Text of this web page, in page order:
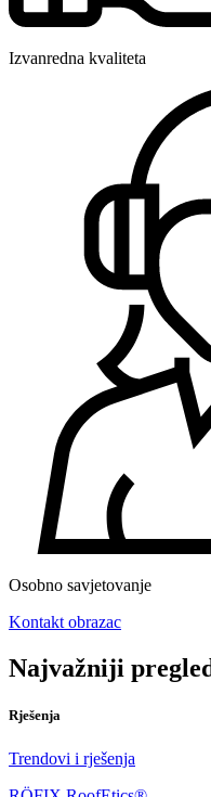
Izvanredna kvaliteta
Osobno savjetovanje
Kontakt obrazac
Najvažniji
Rješenja
Trendovi i rješenja